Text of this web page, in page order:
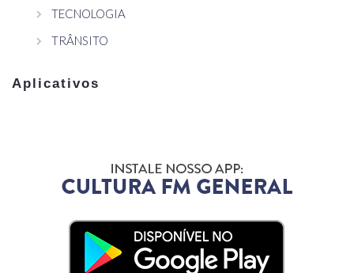
TECNOLOGIA
TRÂNSITO
Aplicativos